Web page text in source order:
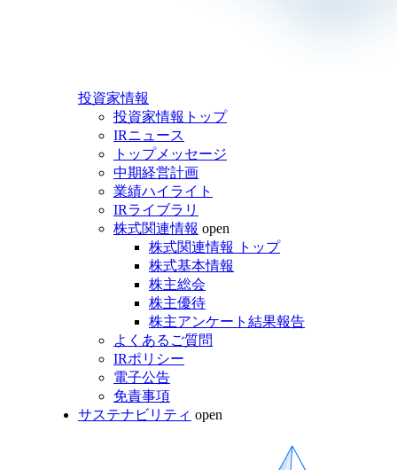
投資家情報
投資家情報トップ
IRニュース
トップメッセージ
中期経営計画
業績ハイライト
IRライブラリ
株式関連情報 open
株式関連情報 トップ
株式基本情報
株主総会
株主優待
株主アンケート結果報告
よくあるご質問
IRポリシー
電子公告
免責事項
サステナビリティ open